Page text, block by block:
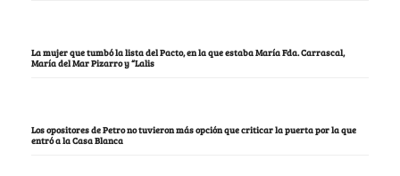
La mujer que tumbó la lista del Pacto, en la que estaba María Fda. Carrascal,
María del Mar Pizarro y “Lalis
Los opositores de Petro no tuvieron más opción que criticar la puerta por la que
entró a la Casa Blanca